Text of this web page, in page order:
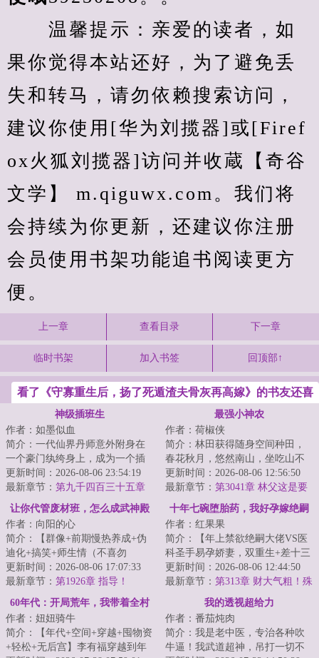
温馨提示：亲爱的读者，如
果你觉得本站还好，为了避免丢
失和转马，请勿依赖搜索访问，
建议你使用[华为刘揽器]或[Firef
ox火狐刘揽器]访问并收蔵【奇谷
文学】 m.qiguwx.com。我们将
会持续为你更新，还建议你注册
会员使用书架功能追书阅读更方
便。
上一章 查看目录 下一章
临时书架 加入书签 回顶部↑
看了《守寡重生后，扬了死遁渣夫骨灰再高嫁》的书友还喜
神级插班生
作者：如墨似血
简介：一代仙界丹师意外附身在
一个豪门纨绔身上，成为一个插
班生，以一身神奇仙术，混迹于
美女丛中，在都...
更新时间：2026-08-06 23:54:19
最新章节： 第九千四百三十五章
好像不太听话！
最强小神农
作者：荷椒侠
简介：林田获得随身空间种田，
春花秋月，悠然南山，坐吃山不
空。他只想过好自己的小日子，
实力却不允许他...
更新时间：2026-08-06 12:56:50
最新章节： 第3041章 林父这是要
下套了
让你代管废材班，怎么成武神殿
了
作者：向阳的心
简介：【群像+前期慢热养成+伪
迪化+搞笑+师生情（不喜勿
入）】半个月撵走三个班主任。
面对有着人均混世魔...
更新时间：2026-08-06 17:07:33
最新章节： 第1926章 指导！
十年七碗堕胎药，我好孕嫁绝嗣
他悔疯了
作者：红果果
简介：【年上禁欲绝嗣大佬VS医
科圣手易孕娇妻，双重生+差十三
岁+打脸虐渣+渣夫火葬场】
&lt;br/&gt; 苏婉...
更新时间：2026-08-06 12:44:50
最新章节： 第313章 财大气粗！殊
不知是圈套
60年代：开局荒年，我带着全村
吃肉
作者：妞妞骑牛
简介：【年代+空间+穿越+囤物资
+轻松+无后宫】李有福穿越到年
我的透视超给力
作者：番茄炖肉
简介：我是老中医，专治各种吹
牛逼！我武道超神，吊打一切不